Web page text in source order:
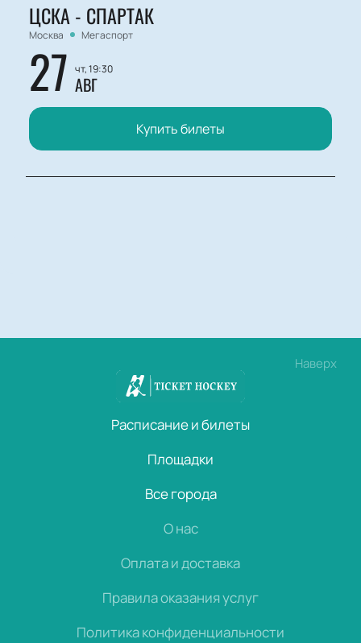
ЦСКА - СПАРТАК
Москва Мегаспорт
27 чт, 19:30
АВГ
Купить билеты
Наверх
Расписание и билеты
Площадки
Все города
О нас
Оплата и доставка
Правила оказания услуг
Политика конфиденциальности